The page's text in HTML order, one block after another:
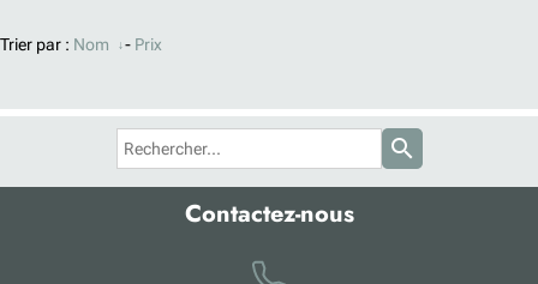
Trier par : Nom - Prix
search
Contactez-nous